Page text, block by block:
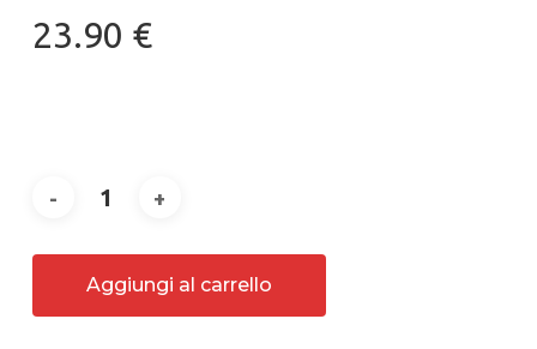
23.90 €
Aggiungi al carrello